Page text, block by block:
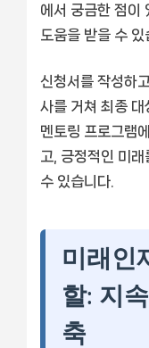
에서 궁금한 점이
도움을 받을 수 있
신청서를 작성하
사를 거쳐 최종
멘토링 프로그램
고, 긍정적인 미
수 있습니다.
미래인
할: 지
축